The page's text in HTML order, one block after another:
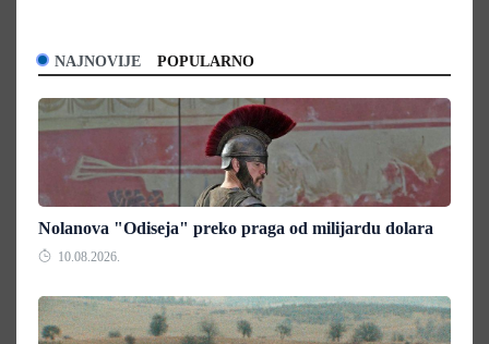
NAJNOVIJE POPULARNO
Nolanova "Odiseja" preko praga od milijardu dolara
10.08.2026.